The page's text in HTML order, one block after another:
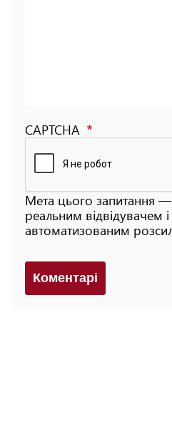
CAPTCHA
Мета цього запитання
реальним відвідувачем і
автоматизованим
Коментарi